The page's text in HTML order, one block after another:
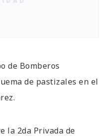
de Bomberos
de pastizales en el
la 2da Privada de